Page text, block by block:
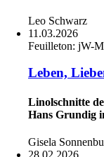
Leo Schwarz
11.03.2026
Feuilleton: jW-
Leben,
Linolschnitte
Hans Grundig
Gisela
28.02.2026